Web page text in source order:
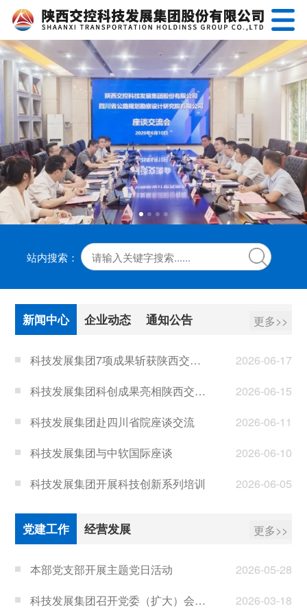
站内搜索：
新闻中心 企业动态 通知公告 更多>>
科技发展集团7项成果斩获陕西交控首届微创新大赛大奖
2026-06-17
科技发展集团科创成果亮相陕西交控集团新产业推进大会
2026-06-15
科技发展集团赴四川省院座谈交流
2026-06-11
科技发展集团与中软国际座谈
2026-06-10
科技发展集团开展科技创新系列培训
2026-06-05
党建工作
经营发展 更多>>
本部党支部开展主题党日活动
2026-05-28
科技发展集团召开党委（扩大）会议传达学习全国两会精神
2026-03-18